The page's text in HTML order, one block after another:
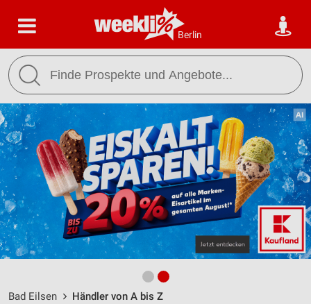
Berlin
Bad Eilsen Händler von A bis Z